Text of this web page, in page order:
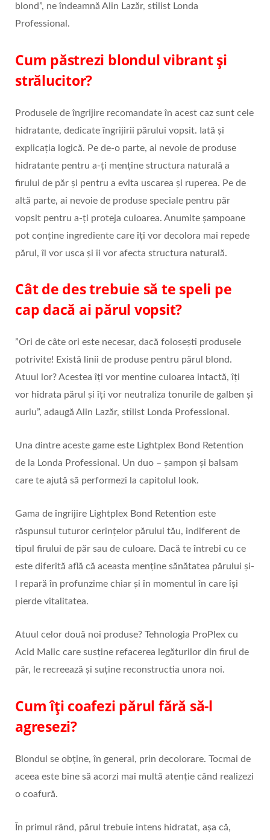
blond”, ne îndeamnă Alin Lazăr, stilist Londa
Professional.
Cum păstrezi blondul vibrant şi
strălucitor?
Produsele de îngrijire recomandate în acest caz sunt cele
hidratante, dedicate îngrijirii părului vopsit. Iată și
explicația logică. Pe de-o parte, ai nevoie de produse
hidratante pentru a-ţi menține structura naturală a
firului de păr şi pentru a evita uscarea şi ruperea. Pe de
altă parte, ai nevoie de produse speciale pentru păr
vopsit pentru a-ţi proteja culoarea. Anumite şampoane
pot conţine ingrediente care îţi vor decolora mai repede
părul, îl vor usca și îi vor afecta structura naturală.
Cât de des trebuie să te speli pe
cap dacă ai părul vopsit?
”Ori de câte ori este necesar, dacă foloseşti produsele
potrivite! Există linii de produse pentru părul blond.
Atuul lor? Acestea îţi vor mentine culoarea intactă, îţi
vor hidrata părul şi îţi vor neutraliza tonurile de galben şi
auriu”, adaugă Alin Lazăr, stilist Londa Professional.
Una dintre aceste game este Lightplex Bond Retention
de la Londa Professional. Un duo – șampon și balsam
care te ajută să performezi la capitolul look.
Gama de îngrijire Lightplex Bond Retention este
răspunsul tuturor cerințelor părului tău, indiferent de
tipul firului de păr sau de culoare. Dacă te întrebi cu ce
este diferită află că aceasta menține sănătatea părului și-
l repară în profunzime chiar și în momentul în care își
pierde vitalitatea.
Atuul celor două noi produse? Tehnologia ProPlex cu
Acid Malic care susține refacerea legăturilor din firul de
păr, le recreează și suține reconstructia unora noi.
Cum îţi coafezi părul fără să-l
agresezi?
Blondul se obţine, în general, prin decolorare. Tocmai de
aceea este bine să acorzi mai multă atenţie când realizezi
o coafură.
În primul rând, părul trebuie intens hidratat, aşa că,